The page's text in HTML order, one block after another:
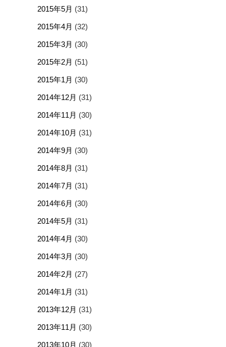
2015年5月 (31)
2015年4月 (32)
2015年3月 (30)
2015年2月 (51)
2015年1月 (30)
2014年12月 (31)
2014年11月 (30)
2014年10月 (31)
2014年9月 (30)
2014年8月 (31)
2014年7月 (31)
2014年6月 (30)
2014年5月 (31)
2014年4月 (30)
2014年3月 (30)
2014年2月 (27)
2014年1月 (31)
2013年12月 (31)
2013年11月 (30)
2013年10月 (30)